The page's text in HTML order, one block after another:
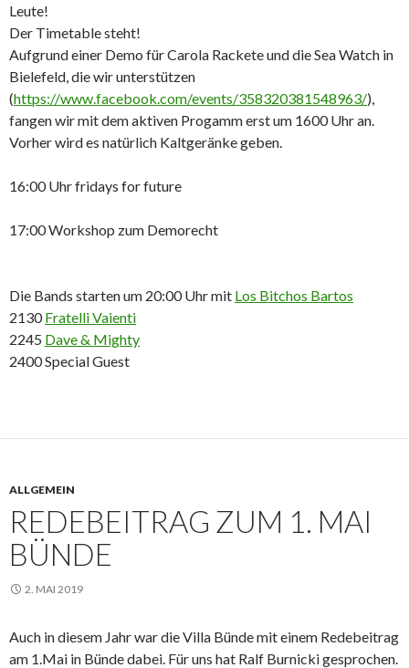
Leute!
Der Timetable steht!
Aufgrund einer Demo für Carola Rackete und die Sea Watch in
Bielefeld, die wir unterstützen
(https://www.facebook.com/events/358320381548963/),
fangen wir mit dem aktiven Progamm erst um 1600 Uhr an.
Vorher wird es natürlich Kaltgeränke geben.
16:00 Uhr fridays for future
17:00 Workshop zum Demorecht
Die Bands starten um 20:00 Uhr mit Los Bitchos Bartos
2130Fratelli Vaienti
2245 Dave & Mighty
2400 Special Guest
ALLGEMEIN
REDEBEITRAG ZUM 1. MAI
BÜNDE
2. MAI 2019
Auch in diesem Jahr war die Villa Bünde mit einem Redebeitrag
am 1.Mai in Bünde dabei. Für uns hat Ralf Burnicki gesprochen.